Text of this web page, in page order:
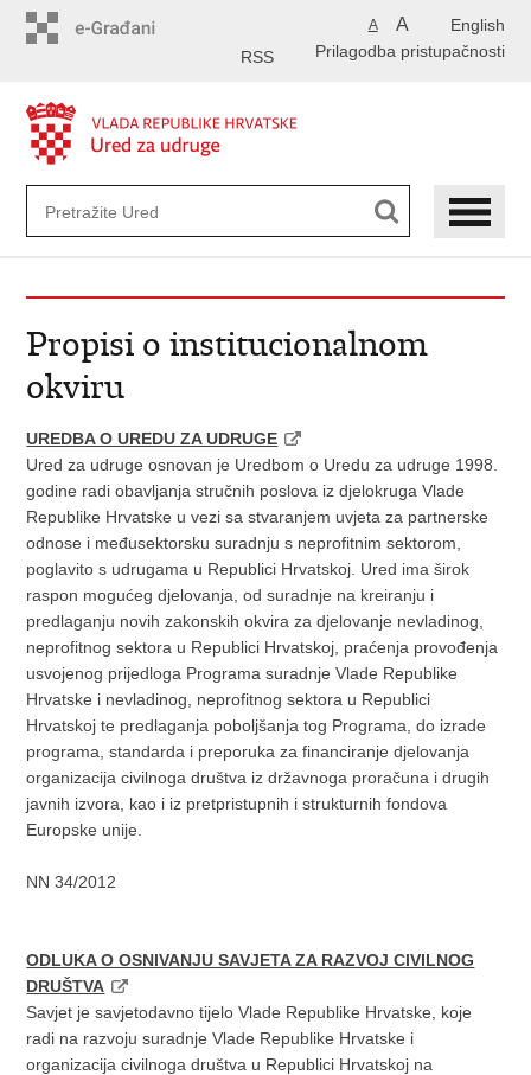
English
A A
Prilagodba pristupačnosti
RSS
Propisi o institucionalnom
okviru
UREDBA O UREDU ZA UDRUGE
Ured za udruge osnovan je Uredbom o Uredu za udruge 1998.
godine radi obavljanja stručnih poslova iz djelokruga Vlade
Republike Hrvatske u vezi sa stvaranjem uvjeta za partnerske
odnose i međusektorsku suradnju s neprofitnim sektorom,
poglavito s udrugama u Republici Hrvatskoj. Ured ima širok
raspon mogućeg djelovanja, od suradnje na kreiranju i
predlaganju novih zakonskih okvira za djelovanje nevladinog,
neprofitnog sektora u Republici Hrvatskoj, praćenja provođenja
usvojenog prijedloga Programa suradnje Vlade Republike
Hrvatske i nevladinog, neprofitnog sektora u Republici
Hrvatskoj te predlaganja poboljšanja tog Programa, do izrade
programa, standarda i preporuka za financiranje djelovanja
organizacija civilnoga društva iz državnoga proračuna i drugih
javnih izvora, kao i iz pretpristupnih i strukturnih fondova
Europske unije.
NN 34/2012
ODLUKA O OSNIVANJU SAVJETA ZA RAZVOJ CIVILNOG
DRUŠTVA
Savjet je savjetodavno tijelo Vlade Republike Hrvatske, koje
radi na razvoju suradnje Vlade Republike Hrvatske i
organizacija civilnoga društva u Republici Hrvatskoj na